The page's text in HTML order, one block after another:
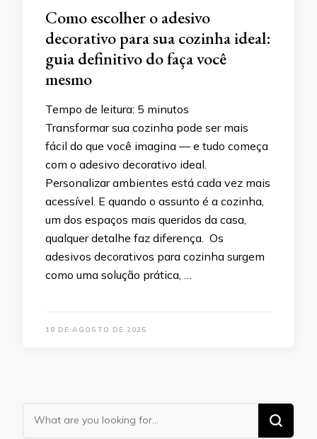
Como escolher o adesivo
decorativo para sua cozinha ideal:
guia definitivo do faça você
mesmo
Tempo de leitura: 5 minutos
Transformar sua cozinha pode ser mais
fácil do que você imagina — e tudo começa
com o adesivo decorativo ideal.
Personalizar ambientes está cada vez mais
acessível. E quando o assunto é a cozinha,
um dos espaços mais queridos da casa,
qualquer detalhe faz diferença. Os
adesivos decorativos para cozinha surgem
como uma solução prática, …
18 DE AGOSTO DE 2025
Looking
for